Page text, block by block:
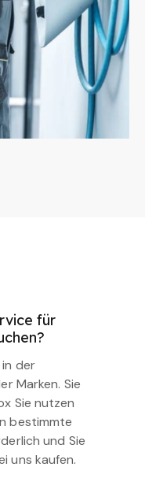
für
der
Marken. Sie
Sie nutzen
bestimmte
und Sie
uns kaufen.